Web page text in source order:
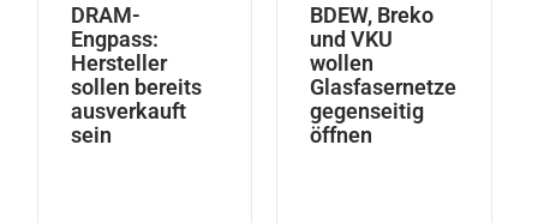
DRAM-
Engpass:
Hersteller
sollen bereits
ausverkauft
sein
BDEW, Breko
und VKU
wollen
Glasfasernetze
gegenseitig
öffnen